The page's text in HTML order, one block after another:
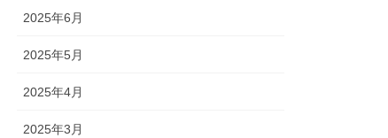
2025年6月
2025年5月
2025年4月
2025年3月